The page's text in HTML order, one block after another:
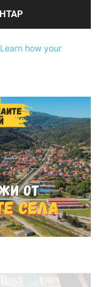
Learn how your